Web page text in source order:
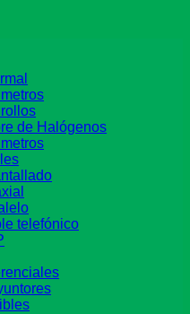
de Halógenos
telefónico